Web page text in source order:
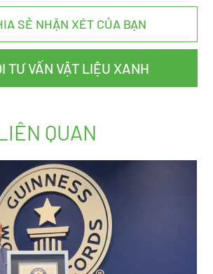
SẺ NHẬN XÉT CỦA BẠN
TƯ VẤN VẬT LIỆU XANH
QUAN